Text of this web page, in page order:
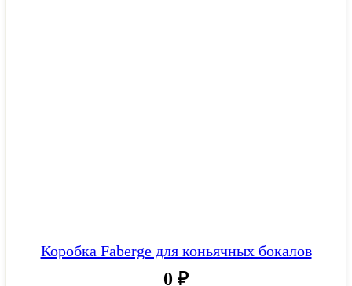
Коробка Faberge для коньячных бокалов
0 ₽